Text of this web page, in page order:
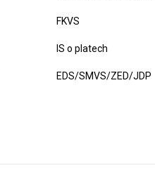
FKVS
IS o platech
EDS/SMVS/ZED/JDP